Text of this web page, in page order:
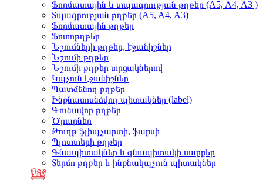
Ֆորմատային և տպագրության թղթեր (A5, A4, A3 )
Տպագրության թղթեր (A5, A4, A3)
Ֆորմատային թղթեր
Ֆոտոթղթեր
Նշումների թղթեր, էջանիշներ
Նշումի թղթեր
Նշումի թղթեր տրցակներով
Կպչուն էջանիշներ
Պատճենող թղթեր
Ինքնասոսնձվող պիտակներ (label)
Գունավոր թղթեր
Ծրարներ
Թուղթ ֆլիպչարտի, ֆաքսի
Պլոտտերի թղթեր
Գնապիտակներ և գնապիտակի սարքեր
Տերմո թղթեր և ինքնակպչուն պիտակներ